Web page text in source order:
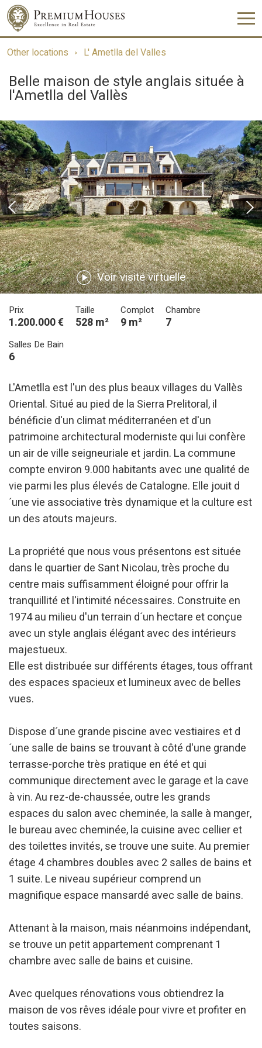
Other locations L' Ametlla del Valles
Belle maison de style anglais située à
l'Ametlla del Vallès
Voir visite virtuelle
Prix
1.200.000 €
Taille
528 m²
Complot
9 m²
Chambre
7
Salles De Bain
6
L'Ametlla est l'un des plus beaux villages du Vallès
Oriental. Situé au pied de la Sierra Prelitoral, il
bénéficie d'un climat méditerranéen et d'un
patrimoine architectural moderniste qui lui confère
un air de ville seigneuriale et jardin. La commune
compte environ 9.000 habitants avec une qualité de
vie parmi les plus élevés de Catalogne. Elle jouit d
´une vie associative très dynamique et la culture est
un des atouts majeurs.
La propriété que nous vous présentons est située
dans le quartier de Sant Nicolau, très proche du
centre mais suffisamment éloigné pour offrir la
tranquillité et l'intimité nécessaires. Construite en
1974 au milieu d'un terrain d´un hectare et conçue
avec un style anglais élégant avec des intérieurs
majestueux.
Elle est distribuée sur différents étages, tous offrant
des espaces spacieux et lumineux avec de belles
vues.
Dispose d´une grande piscine avec vestiaires et d
´une salle de bains se trouvant à côté d'une grande
terrasse-porche très pratique en été et qui
communique directement avec le garage et la cave
à vin. Au rez-de-chaussée, outre les grands
espaces du salon avec cheminée, la salle à manger,
le bureau avec cheminée, la cuisine avec cellier et
des toilettes invités, se trouve une suite. Au premier
étage 4 chambres doubles avec 2 salles de bains et
1 suite. Le niveau supérieur comprend un
magnifique espace mansardé avec salle de bains.
Attenant à la maison, mais néanmoins indépendant,
se trouve un petit appartement comprenant 1
chambre avec salle de bains et cuisine.
Avec quelques rénovations vous obtiendrez la
maison de vos rêves idéale pour vivre et profiter en
toutes saisons.
Modifier les cookies
Technique et Fonctionnel
Toujours actif
Ce site Web utilise ses propres cookies pour collecter des
informations afin d'améliorer nos services. Si vous
continuez à naviguer, vous acceptez leur installation.
L'utilisateur a la possibilité de configurer son navigateur,
pouvant, s'il le souhaite, empêcher leur installation sur son
disque dur, même s'il doit garder à l'esprit qu'une telle
action peut entraîner des difficultés de navigation sur le
site.
Analyse et Personnalisation
Ils permettent le suivi et l'analyse du comportement des
utilisateurs de ce site. Les informations collectées via ce
type de cookies sont utilisées pour mesurer l'activité du
Web pour l'élaboration des profils de navigation des
utilisateurs afin d'introduire des améliorations basées sur
l'analyse des données d'utilisation effectuée par les
utilisateurs du service. . Ils nous permettent de
sauvegarder les informations de préférence de l'utilisateur
pour améliorer la qualité de nos services et offrir une
meilleure expérience grâce aux produits recommandés.
Marketing et Publicité
Ces cookies sont utilisés pour stocker des informations sur
navigation. Grâce à eux, nous pouvons connaître les
habitudes de navigation sur le site Web et afficher des
publicités liées au profil de navigation de l'utilisateur.